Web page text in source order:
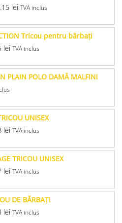
lei TVA inclus
Tricou pentru bărbaţi
lei TVA inclus
PLAIN POLO DAMĂ MALFINI
UNISEX
lei TVA inclus
TRICOU UNISEX
lei TVA inclus
DE BĂRBAŢI
lei TVA inclus